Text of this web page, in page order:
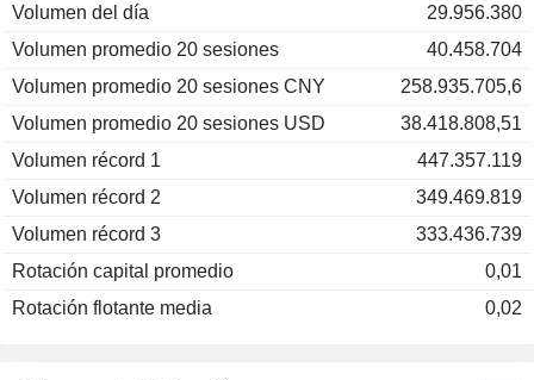
Volumen del día
29.956.380
Volumen promedio 20 sesiones
40.458.704
Volumen promedio 20 sesiones CNY
258.935.705,6
Volumen promedio 20 sesiones USD
38.418.808,51
Volumen récord 1
447.357.119
Volumen récord 2
349.469.819
Volumen récord 3
333.436.739
Rotación capital promedio
0,01
Rotación flotante media
0,02